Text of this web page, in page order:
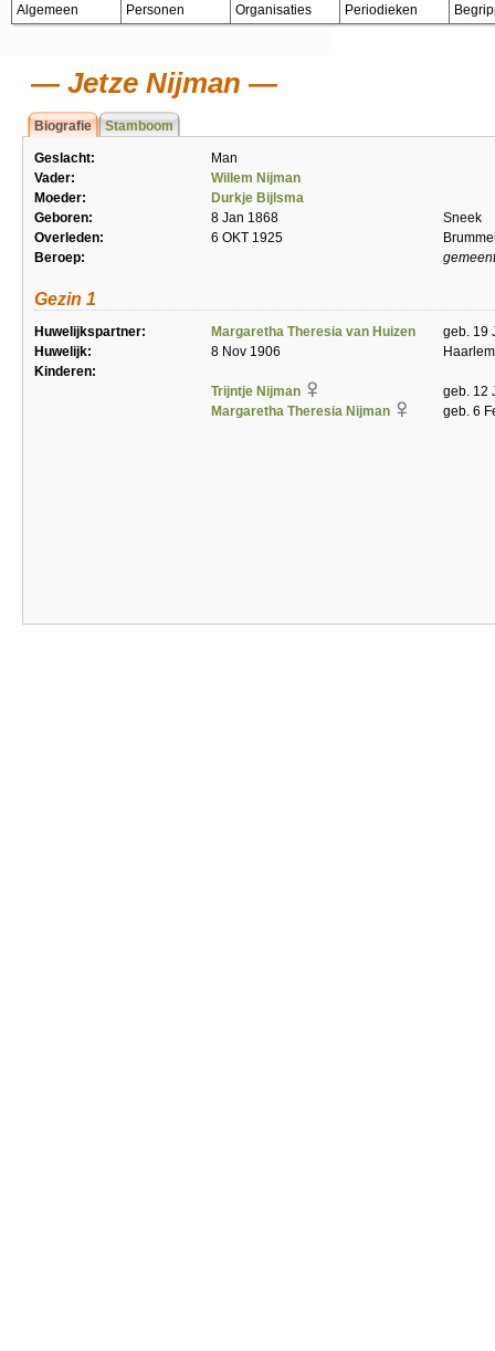
Algemeen Personen Organisaties Periodieken
Jetze Nijman
Biografie Stamboom
Geslacht:
Man
Vader:
Willem Nijman
Moeder:
Durkje Bijlsma
Geboren:
8 Jan 1868
Sneek
Overleden:
6 OKT 1925
Beroep:
Gezin 1
Huwelijkspartner: Margaretha Theresia van Huizen
geb. 19
Huwelijk:
8 Nov 1906
Haarlem
Kinderen:
Trijntje Nijman
geb. 12
Margaretha Theresia Nijman
geb. 6